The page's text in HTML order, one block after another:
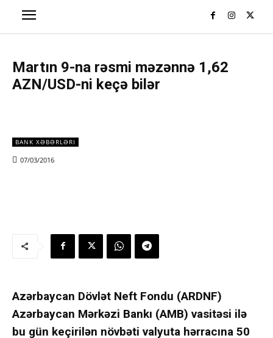
Martın 9-na rəsmi məzənnə 1,62
AZN/USD-ni keçə bilər
BANK XƏBƏRLƏRI
07/03/2016
Azərbaycan Dövlət Neft Fondu (ARDNF)
Azərbaycan Mərkəzi Bankı (AMB) vasitəsi ilə
bu gün keçirilən növbəti valyuta hərracına 50